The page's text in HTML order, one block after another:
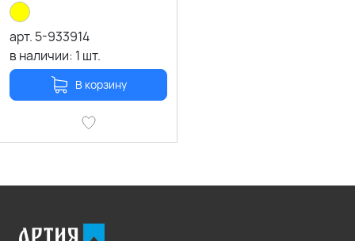
арт. 5-933914
в наличии: 1 шт.
В корзину